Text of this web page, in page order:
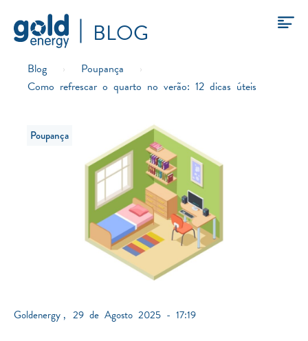
BLOG
Blog › Poupança
›
Como refrescar o quarto no verão: 12 dicas úteis
Poupança
Goldenergy 29 de Agosto 2025 - 17:19